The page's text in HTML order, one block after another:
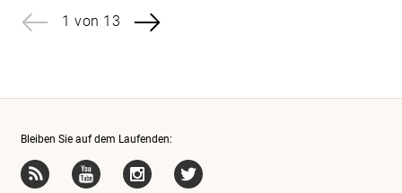
1 von 13
Bleiben Sie auf dem Laufenden: